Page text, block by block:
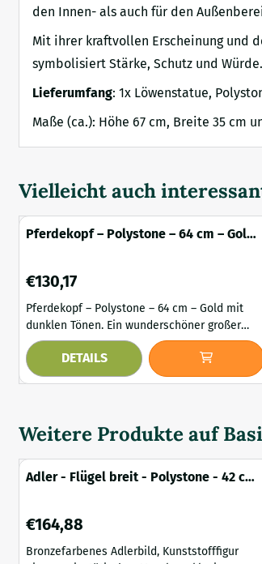
den Innen- als auch für den
Mit ihrer kraftvollen Erscheinung und
symbolisiert Stärke, Schutz und Würde.
Lieferumfang: 1x Löwenstatue,
Maße (ca.): Höhe 67 cm, Breite 35 cm
Vielleicht auch
Pferdekopf – Polystone – 64 cm – Gold
Preis: 130,17
€130,17
Pferdekopf – Polystone – 64 cm – Gold mit
dunklen Tönen. Ein wunderschöner großer
Pferdekopf, sehr detailliert und komplett aus
Polystone gefertigt. Diese Statue hat eine
goldfarbene Oberfläche mit dunklen
Kunstwerk ist ein echter Hingucker und
perfekt, um Ihr...
DETAILS
Weitere Produkte auf
Adler - Flügel breit - Polystone - 42 cm
Preis: 164,88
€164,88
Bronzefarbenes Adlerbild, Kunststofffigur